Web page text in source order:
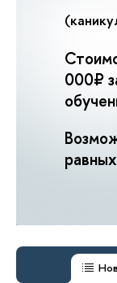
000₽